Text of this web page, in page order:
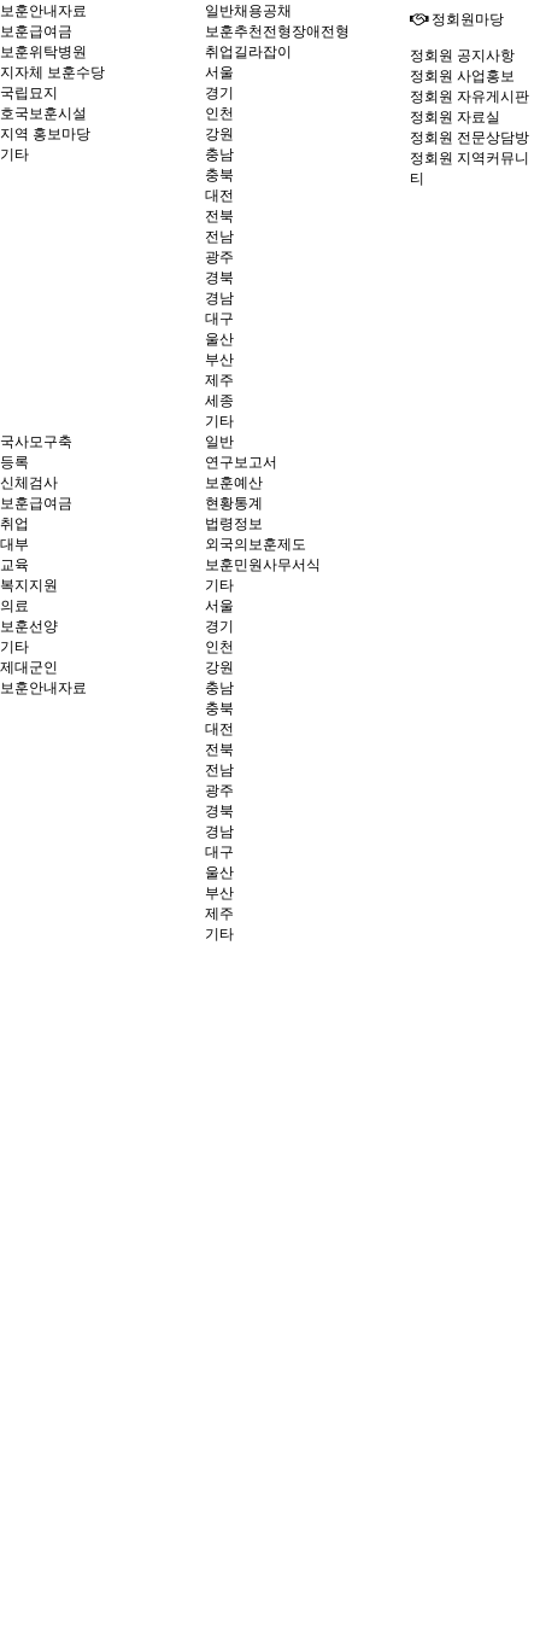
보훈안내자료
보훈급여금
보훈위탁병원
지자체 보훈수당
국립묘지
호국보훈시설
지역 홍보마당
기타
일반채용공채
보훈추천전형장애전형
취업길라잡이
서울
경기
인천
강원
충남
충북
대전
전북
전남
광주
경북
경남
대구
울산
부산
제주
세종
기타
국사모구축
등록
신체검사
보훈급여금
취업
대부
교육
복지지원
의료
보훈선양
기타
제대군인
보훈안내자료
일반
연구보고서
보훈예산
현황통계
법령정보
외국의보훈제도
보훈민원사무서식
기타
정회원마당
정회원 공지사항
정회원 사업홍보
정회원 자유게시판
정회원 자료실
정회원 전문상담방
정회원 지역커뮤니
티
서울
경기
인천
강원
충남
충북
대전
전북
전남
광주
경북
경남
대구
울산
부산
제주
기타